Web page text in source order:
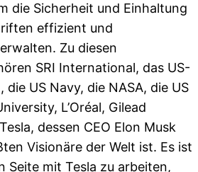
die Sicherheit und Einhaltung
effizient und
Zu diesen
SRI International, das US-
die US Navy, die NASA, die US
L’Oréal, Gilead
dessen CEO Elon Musk
Visionäre der Welt ist. Es ist
Seite mit Tesla zu arbeiten,